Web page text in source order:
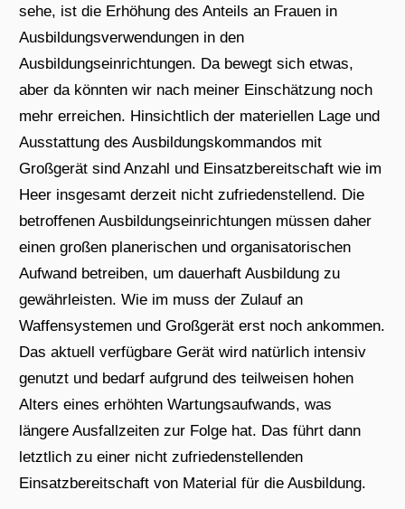
sehe, ist die Erhöhung des Anteils an Frauen in
Ausbildungsverwendungen in den
Ausbildungseinrichtungen. Da bewegt sich etwas,
aber da könnten wir nach meiner Einschätzung noch
mehr erreichen. Hinsichtlich der materiellen Lage und
Ausstattung des Ausbildungskommandos mit
Großgerät sind Anzahl und Einsatzbereitschaft wie im
Heer insgesamt derzeit nicht zufriedenstellend. Die
betroffenen Ausbildungseinrichtungen müssen daher
einen großen planerischen und organisatorischen
Aufwand betreiben, um dauerhaft Ausbildung zu
gewährleisten. Wie im muss der Zulauf an
Waffensystemen und Großgerät erst noch ankommen.
Das aktuell verfügbare Gerät wird natürlich intensiv
genutzt und bedarf aufgrund des teilweisen hohen
Alters eines erhöhten Wartungsaufwands, was
längere Ausfallzeiten zur Folge hat. Das führt dann
letztlich zu einer nicht zufriedenstellenden
Einsatzbereitschaft von Material für die Ausbildung.